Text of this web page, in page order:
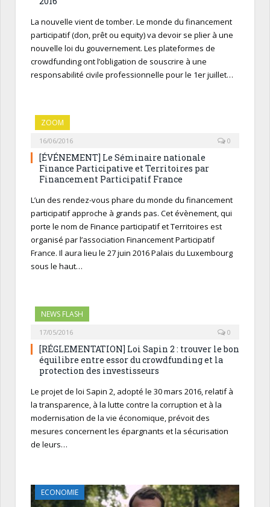
La nouvelle vient de tomber. Le monde du financement
participatif (don, prêt ou equity) va devoir se plier à une
nouvelle loi du gouvernement. Les plateformes de
crowdfunding ont l’obligation de souscrire à une
responsabilité civile professionnelle pour le 1er juillet…
ZOOM
16/06/2016 0
[ÉVÉNEMENT] Le Séminaire nationale
Finance Participative et Territoires par
Financement Participatif France
L’un des rendez-vous phare du monde du financement
participatif approche à grands pas. Cet évènement, qui
porte le nom de Finance participatif et Territoires est
organisé par l’association Financement Participatif
France. Il aura lieu le 27 juin 2016 Palais du Luxembourg
sous le haut…
NEWS FLASH
17/05/2016 0
[RÉGLEMENTATION] Loi Sapin 2 : trouver le bon
équilibre entre essor du crowdfunding et la
protection des investisseurs
Le projet de loi Sapin 2, adopté le 30 mars 2016, relatif à
la transparence, à la lutte contre la corruption et à la
modernisation de la vie économique, prévoit des
mesures concernent les épargnants et la sécurisation
de leurs…
ECONOMIE